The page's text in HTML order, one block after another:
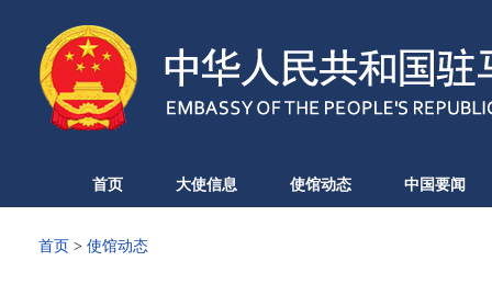
首页 大使信息 使馆动态 中国要闻
首页 > 使馆动态